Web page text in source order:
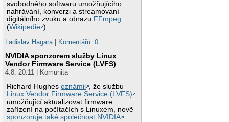
svobodného softwaru umožňujícího
nahrávání, konverzi a streamovaní
digitálního zvuku a obrazu FFmpeg
(Wikipedie ).
Ladislav Hagara| Komentářů: 0
NVIDIA sponzorem služby Linux
Vendor Firmware Service (LVFS)
4.8. 20:11 | Komunita
Richard Hughesoznámil
, že službu
Linux Vendor Firmware Service (LVFS)
umožňující aktualizovat firmware
zařízení na počítačích s Linuxem, nově
sponzoruje také společnost NVIDIA .